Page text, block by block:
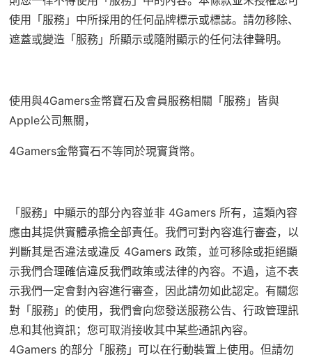
使用「服務」中所採用的任何品牌標示或標誌。請勿移除、
遮蓋或變造「服務」所顯示或隨附顯示的任何法律聲明。
使用與4Gamers金幣寶石及會員服務相關「服務」皆與
Apple公司無關，
4Gamers金幣寶石不等同於現實貨幣。
「服務」中顯示的部分內容並非 4Gamers 所有，這類內容
應由其提供實體承擔全部責任。我們可對內容進行審查，以
判斷其是否違法或違反 4Gamers 政策，並可移除或拒絕顯
示我們合理確信違反我們政策或法律的內容。不過，這不表
示我們一定會對內容進行審查，因此請勿如此認定。有關您
對「服務」的使用，我們會向您發送服務公告、行政管理訊
息和其他資訊；您可取消接收其中某些通訊內容。
4Gamers 的部分「服務」可以在行動裝置上使用。但請勿